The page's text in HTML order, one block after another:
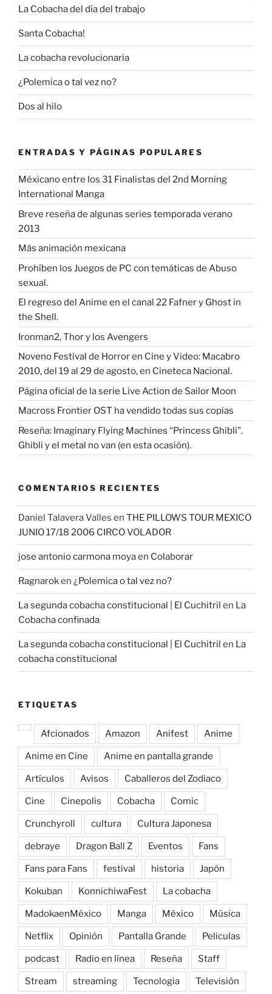
La Cobacha del día del trabajo
Santa Cobacha!
La cobacha revolucionaria
¿Polemica o tal vez no?
Dos al hilo
ENTRADAS Y PÁGINAS POPULARES
Méxicano entre los 31 Finalistas del 2nd Morning
International Manga
Breve reseña de algunas series temporada verano
2013
Más animación mexicana
Prohíben los Juegos de PC con temáticas de Abuso
sexual.
El regreso del Anime en el canal 22 Fafner y Ghost in
the Shell.
Ironman2, Thor y los Avengers
Noveno Festival de Horror en Cine y Video: Macabro
2010, del 19 al 29 de agosto, en Cineteca Nacional.
Página oficial de la serie Live Action de Sailor Moon
Macross Frontier OST ha vendido todas sus copias
Reseña: Imaginary Flying Machines “Princess Ghibli”.
Ghibli y el metal no van (en esta ocasión).
COMENTARIOS RECIENTES
Daniel Talavera Valles en THE PILLOWS TOUR MEXICO
JUNIO 17/18 2006 CIRCO VOLADOR
jose antonio carmona moyaen Colaborar
Ragnaroken ¿Polemica o tal vez no?
La segunda cobacha constitucional | El Cuchitril en La
Cobacha confinada
La segunda cobacha constitucional | El Cuchitril en La
cobacha constitucional
ETIQUETAS
Afcionados Amazon Anifest Anime
Anime en Cine Anime en pantalla grande
Artículos Avisos Caballeros del Zodiaco
Cine Cinepolis Cobacha Comic
Crunchyroll cultura Cultura Japonesa
debraye Dragon Ball Z Eventos Fans
Fans para Fans festival historia Japón
Kokuban KonnichiwaFest La cobacha
MadokaenMéxico Manga México Música
Netflix Opinión Pantalla Grande Peliculas
podcast Radio en línea Reseña Staff
Stream streaming Tecnologia Televisión